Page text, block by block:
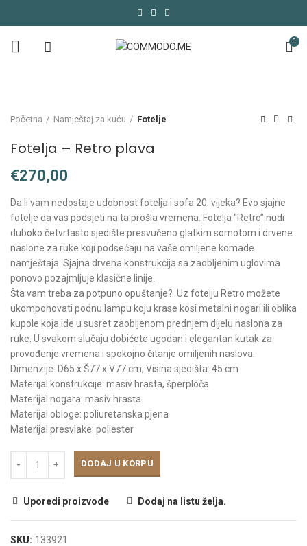
0
Početna Namještaj za kuću Fotelje
Fotelja – Retro plava
€
Da li vam nedostaje udobnost fotelja i sofa 20. vijeka? Evo sjajne
fotelje da vas podsjeti na ta prošla vremena. Fotelja “Retro” nudi
duboko četvrtasto sjedište presvučeno glatkim somotom i drvene
naslone za ruke koji podsećaju na vaše omiljene komade
namještaja. Sjajna drvena konstrukcija sa zaobljenim uglovima
ponovo pozajmljuje klasične linije.
Šta vam treba za potpuno opuštanje? Uz fotelju Retro možete
ukomponovati podnu lampu koju krase kosi metalni nogari ili oblika
kupole koja ide u ​​susret zaobljenom prednjem dijelu naslona za
ruke. U svakom slučaju dobićete ugodan i elegantan kutak za
provođenje vremena i spokojno čitanje omiljenih naslova.
Dimenzije: D65 x Š77 x V77 cm; Visina sjedišta: 45 cm
Materijal konstrukcije: masiv hrasta, šperploča
Materijal nogara: masiv hrasta
Materijal obloge: poliuretanska pjena
Materijal presvlake: poliester
DODAJ U KORPU
Uporedi proizvode Dodaj na listu želja.
SKU: 133921